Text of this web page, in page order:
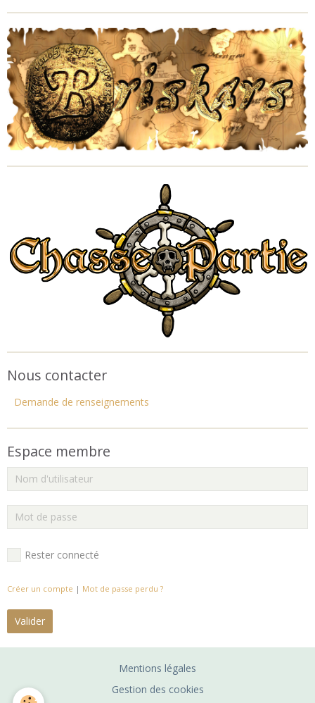
Nous contacter
Demande de renseignements
Espace membre
Rester connecté
Créer un compte | Mot de passe perdu ?
Valider
Mentions légales
Gestion des cookies